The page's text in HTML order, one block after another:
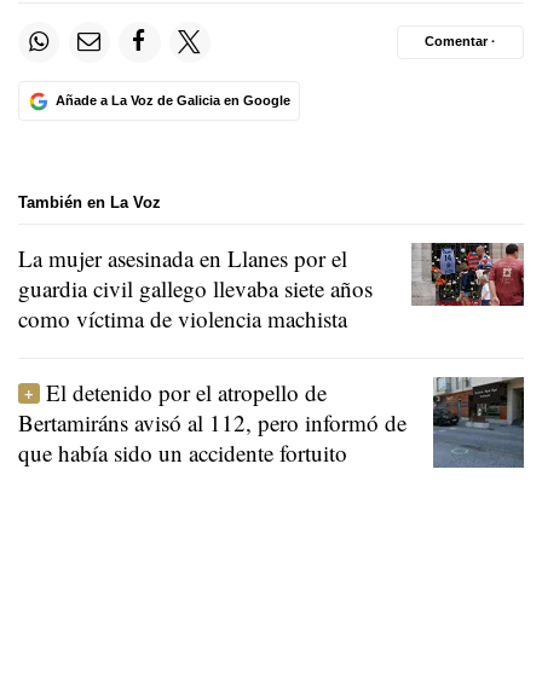
Añade a La Voz de Galicia en Google
Comentar ·
También en La Voz
La mujer asesinada en Llanes por el
guardia civil gallego llevaba siete años
como víctima de violencia machista
El detenido por el atropello de
Bertamiráns avisó al 112, pero informó de
que había sido un accidente fortuito